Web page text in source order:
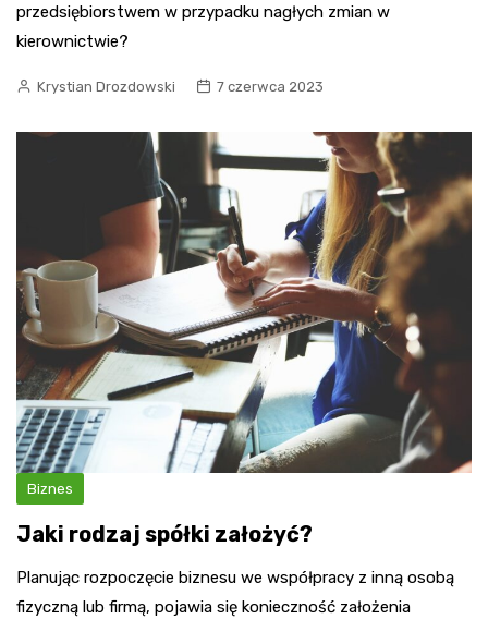
przedsiębiorstwem w przypadku nagłych zmian w
kierownictwie?
Krystian Drozdowski 7 czerwca 2023
Biznes
Jaki rodzaj spółki założyć?
Planując rozpoczęcie biznesu we współpracy z inną osobą
fizyczną lub firmą, pojawia się konieczność założenia